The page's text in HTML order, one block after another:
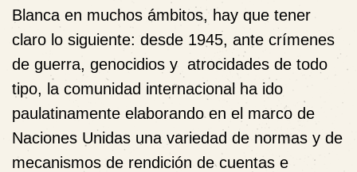
Blanca en muchos ámbitos, hay que tener
claro lo siguiente: desde 1945, ante crímenes
de guerra, genocidios y atrocidades de todo
tipo, la comunidad internacional ha ido
paulatinamente elaborando en el marco de
Naciones Unidas una variedad de normas y de
mecanismos de rendición de cuentas e